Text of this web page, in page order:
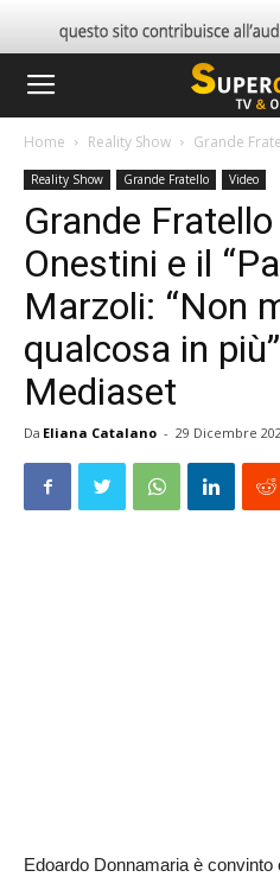
Home Reality Show Grande
Reality Show Grande Fratello Video
Grande
Onestini e il
Marzoli: “Non
qualcosa in
Mediaset
Da Eliana Catalano - 29 Dicembre
Edoardo Donnamaria è convinto